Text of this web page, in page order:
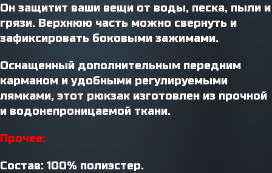
Он защитит ваши вещи от воды, песка, пыли и
грязи. Верхнюю часть можно свернуть и
зафиксировать боковыми зажимами.
Оснащенный дополнительным передним
карманом и удобными регулируемыми
лямками, этот рюкзак изготовлен из прочной
и водонепроницаемой ткани.
Прочее:
Состав: 100% полиэстер.